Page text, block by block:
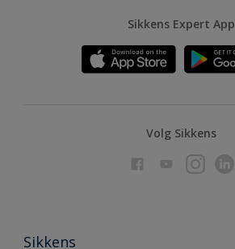
Sikkens Expert App
Volg Sikkens
Sikkens